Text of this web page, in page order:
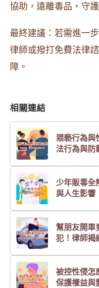
協助，遠離毒品，守護
最終建議：若需進一
律師或撥打免費法律
障。
相關連結
猥褻行為與
法行為與防
少年販毒全
與人生影響
幫朋友開車
犯！律師揭
被控性侵怎
保護權益與